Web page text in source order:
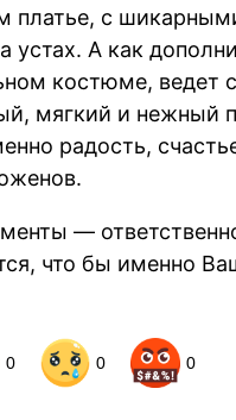
платье, с
А как
костюме,
мягкий и
радость,
—
что бы именно
0 0 0